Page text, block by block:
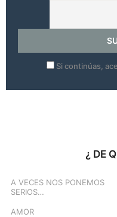
Si continúas,
¿ DE
A VECES NOS PONEMOS
SERIOS…
AMOR